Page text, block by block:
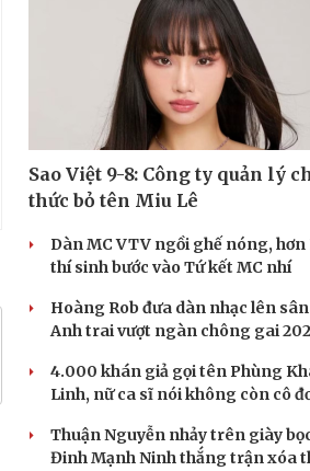
Sao Việt 9-8: Công ty quản lý
thức bỏ tên Miu Lê
Dàn MC VTV ngồi ghế nóng, hơn
thí sinh bước vào Tứ kết MC nhí
Hoàng Rob đưa dàn nhạc lên
Anh trai vượt ngàn chông gai
4.000 khán giả gọi tên Phùng
Linh, nữ ca sĩ nói không còn cô
Thuận Nguyễn nhảy trên giày
Đinh Mạnh Ninh thắng trận xóa